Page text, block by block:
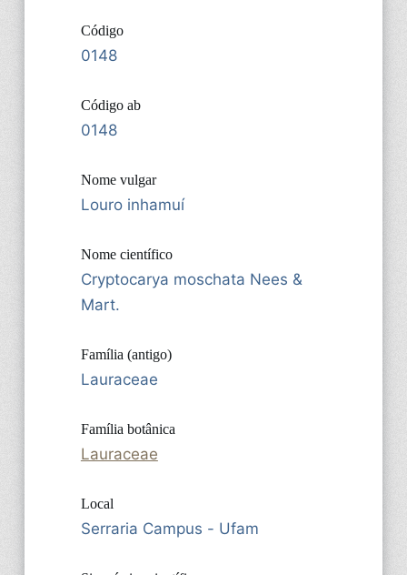
Código
0148
Código ab
0148
Nome vulgar
Louro inhamuí
Nome científico
Cryptocarya moschata Nees &
Mart.
Família (antigo)
Lauraceae
Família botânica
Lauraceae
Local
Serraria Campus - Ufam